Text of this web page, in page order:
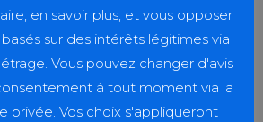
3
en savoir plus, et vous opposer
sur des intérêts légitimes via
Vous pouvez changer d'avis
à tout moment via la
privée. Vos choix s'appliqueront